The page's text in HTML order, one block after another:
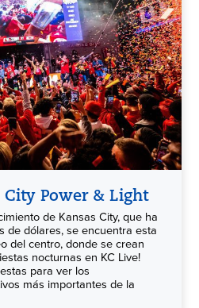
Power & Light
de Kansas City, que ha
de dólares, se encuentra esta
del centro, donde se crean
nocturnas en KC Live!
para ver los
más importantes de la